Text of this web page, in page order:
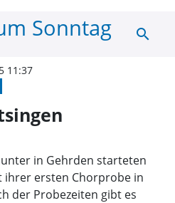
Kinder zumsearch
11:37
in Gehrden starteten
ihrer ersten Chorprobe in
der Probezeiten gibt es